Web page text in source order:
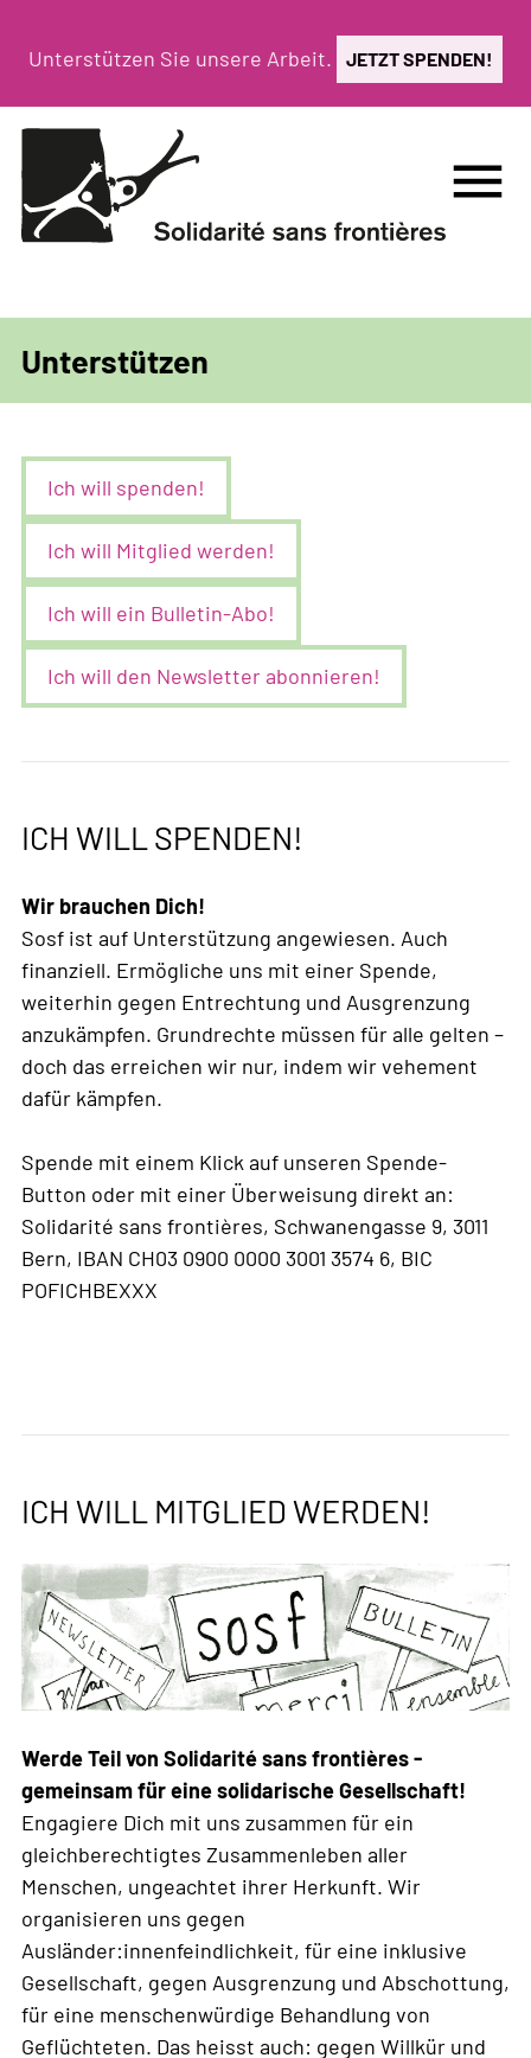
zumUnterstützen Sie unsere Arbeit. JETZT SPENDEN!
menu
Unterstützen
Ich will spenden!
Ich will Mitglied werden!
Ich will ein Bulletin-Abo!
Ich will den Newsletter abonnieren!
ICH WILL SPENDEN!
Wir brauchen Dich!
Sosf ist auf Unterstützung angewiesen. Auch
finanziell. Ermögliche uns mit einer Spende,
weiterhin gegen Entrechtung und Ausgrenzung
anzukämpfen. Grundrechte müssen für alle gelten –
doch das erreichen wir nur, indem wir vehement
dafür kämpfen.
Spende mit einem Klick auf unseren Spende-
Button oder mit einer Überweisung direkt an:
Solidarité sans frontières, Schwanengasse 9, 3011
Bern, IBAN CH03 0900 0000 3001 3574 6, BIC
POFICHBEXXX
ICH WILL MITGLIED WERDEN!
Werde Teil von Solidarité sans frontières -
gemeinsam für eine solidarische Gesellschaft!
Engagiere Dich mit uns zusammen für ein
gleichberechtigtes Zusammenleben aller
Menschen, ungeachtet ihrer Herkunft. Wir
organisieren uns gegen
Ausländer:innenfeindlichkeit, für eine inklusive
Gesellschaft, gegen Ausgrenzung und Abschottung,
für eine menschenwürdige Behandlung von
Geflüchteten. Das heisst auch: gegen Willkür und